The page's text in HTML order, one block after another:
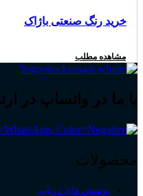
خرید رنگ صنعتی باژاک
مشاهده مطلب
با ما در واتساپ در
محصولات
پوشش های دریایی